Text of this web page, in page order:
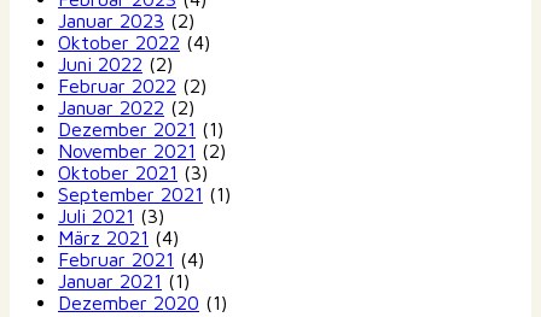
Januar 2023 (2)
Oktober 2022 (4)
Juni 2022 (2)
Februar 2022 (2)
Januar 2022 (2)
Dezember 2021 (1)
November 2021 (2)
Oktober 2021 (3)
September 2021 (1)
Juli 2021 (3)
März 2021 (4)
Februar 2021 (4)
Januar 2021 (1)
Dezember 2020 (1)